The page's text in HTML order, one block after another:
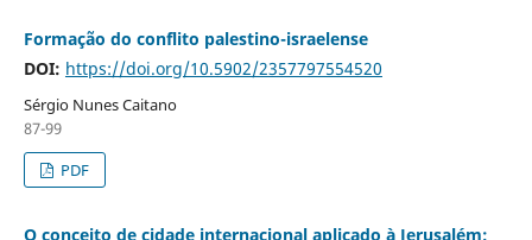
Formação do conflito palestino-israelense
DOI: https://doi.org/10.5902/2357797554520
Sérgio Nunes Caitano
87-99
PDF
O conceito de cidade internacional aplicado à Jerusalém: